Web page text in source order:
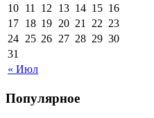
« Июл
10 11 12 13 14 15 16
17 18 19 20 21 22 23
24 25 26 27 28 29 30
31
Популярное